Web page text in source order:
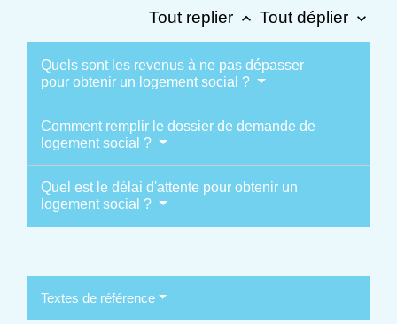
Tout replier keyboard_arrow_up Tout déplier keyboard_arrow_down
Quels sont les revenus à ne pas dépasser
pour obtenir un logement social ?
Comment remplir le dossier de demande de
logement social ?
Quel est le délai d'attente pour obtenir un
logement social ?
Textes de référence